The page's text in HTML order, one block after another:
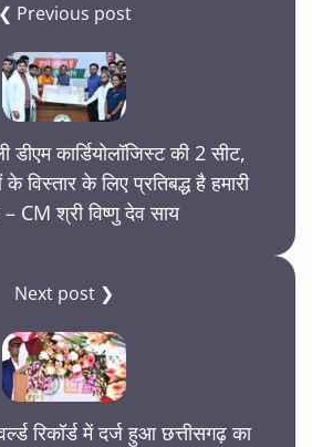
❮ Previous post
डीएम कार्डियोलॉजिस्ट की 2 सीट,
विस्तार के लिए प्रतिबद्ध है हमारी
CM श्री विष्णु देव साय
Next post ❯
रिकॉर्ड में दर्ज हुआ छत्तीसगढ़ का